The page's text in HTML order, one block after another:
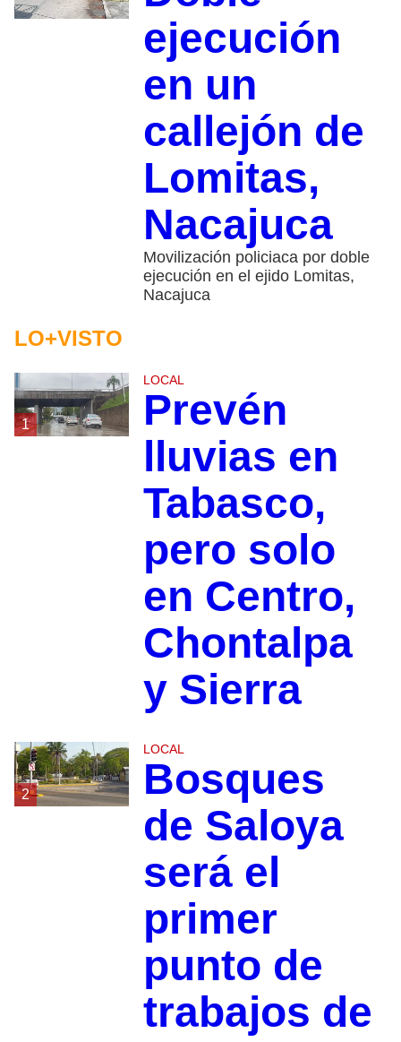
ejecución
en un
callejón de
Lomitas,
Nacajuca
Movilización policiaca por doble
ejecución en el ejido Lomitas,
Nacajuca
LO+VISTO
1
LOCAL
Prevén
lluvias en
Tabasco,
pero solo
en Centro,
Chontalpa
y Sierra
2
LOCAL
Bosques
de Saloya
será el
primer
punto de
trabajos de